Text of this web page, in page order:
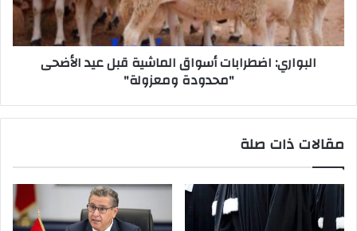
البواري: اضطرابات أسواق الماشية قبل عيد الأضحى
"محدودة ومعزولة"
مقالات ذات صلة